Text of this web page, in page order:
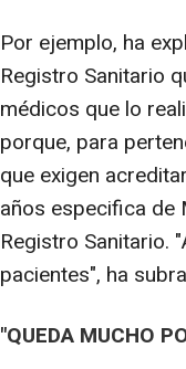
Por ejemplo, ha
Registro Sanitario
médicos que lo
porque, para
que exigen
años especifica de
Registro Sanitario.
pacientes", ha
"QUEDA MUCHO